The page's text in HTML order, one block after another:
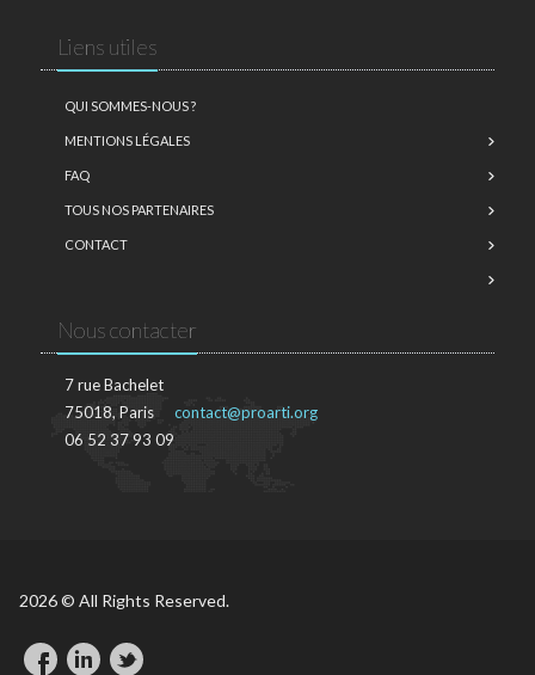
Liens utiles
QUI SOMMES-NOUS ?
MENTIONS LÉGALES
FAQ
TOUS NOS PARTENAIRES
CONTACT
Nous contacter
7 rue Bachelet
75018, Paris
06 52 37 93 09
contact@proarti.org
2026 © All Rights Reserved.